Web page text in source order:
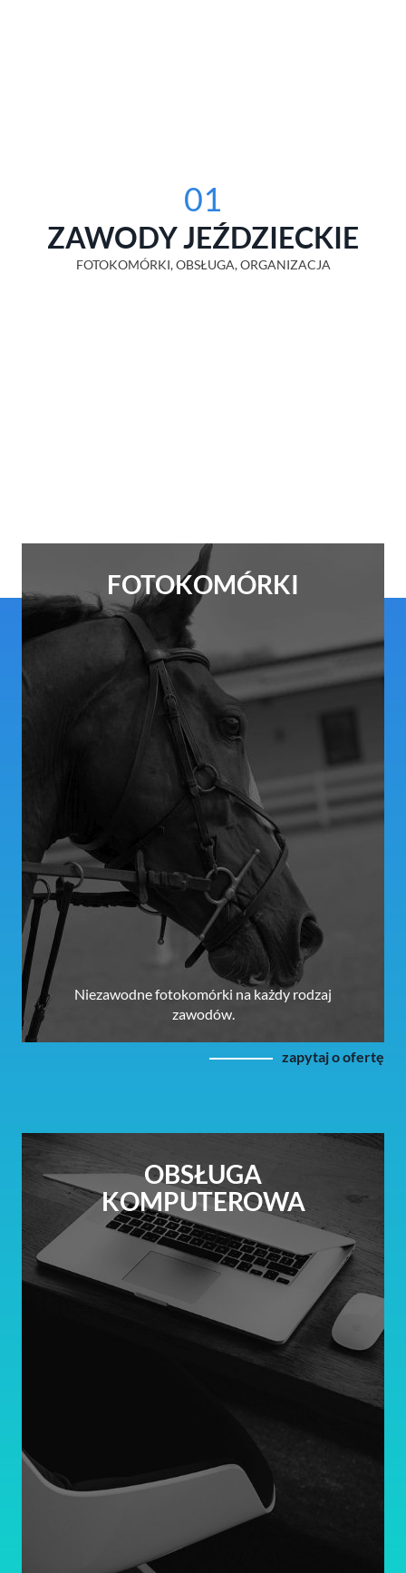
01
ZAWODY JEŹDZIECKIE
FOTOKOMÓRKI, OBSŁUGA, ORGANIZACJA
FOTOKOMÓRKI
Niezawodne fotokomórki na każdy rodzaj
zawodów.
zapytaj o ofertę
OBSŁUGA
KOMPUTEROWA